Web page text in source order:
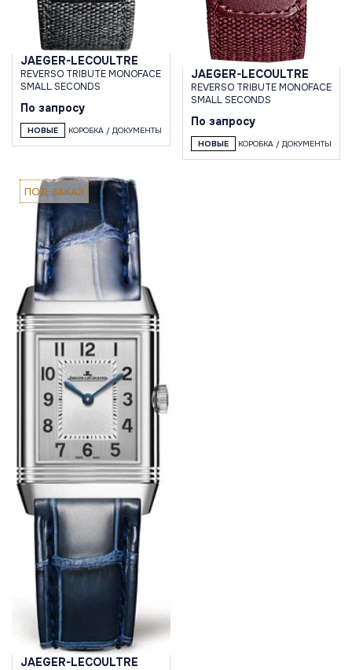
JAEGER-LECOULTRE
REVERSO TRIBUTE MONOFACE
SMALL SECONDS
По запросу
НОВЫЕ КОРОБКА / ДОКУМЕНТЫ
JAEGER-LECOULTRE
REVERSO TRIBUTE MONOFACE
SMALL SECONDS
По запросу
НОВЫЕ КОРОБКА / ДОКУМЕНТЫ
ПОД ЗАКАЗ
JAEGER-LECOULTRE